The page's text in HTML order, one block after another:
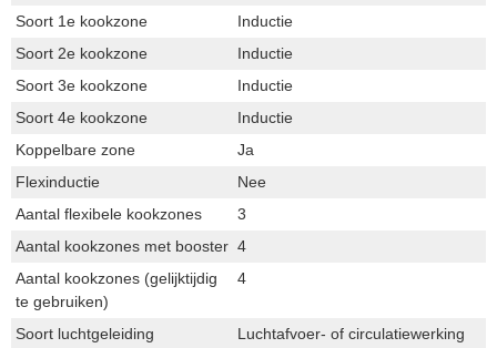
Soort 1e kookzone
Inductie
Soort 2e kookzone
Inductie
Soort 3e kookzone
Inductie
Soort 4e kookzone
Inductie
Koppelbare zone
Ja
Flexinductie
Nee
Aantal flexibele kookzones
3
Aantal kookzones met booster 4
Aantal kookzones (gelijktijdig
te gebruiken)
4
Soort luchtgeleiding
Luchtafvoer- of circulatiewerking